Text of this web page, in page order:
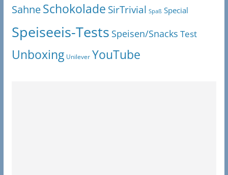
SahneSchokolade SirTrivial Spaß Special
Speiseeis-Tests Speisen/Snacks Test
Unboxing Unilever YouTube